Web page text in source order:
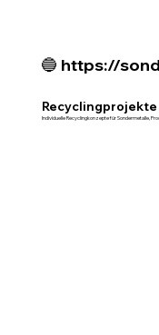
🔵 https://
Recyclingprojekte
Individuelle Recyclingkonzepte für Sondermetalle,